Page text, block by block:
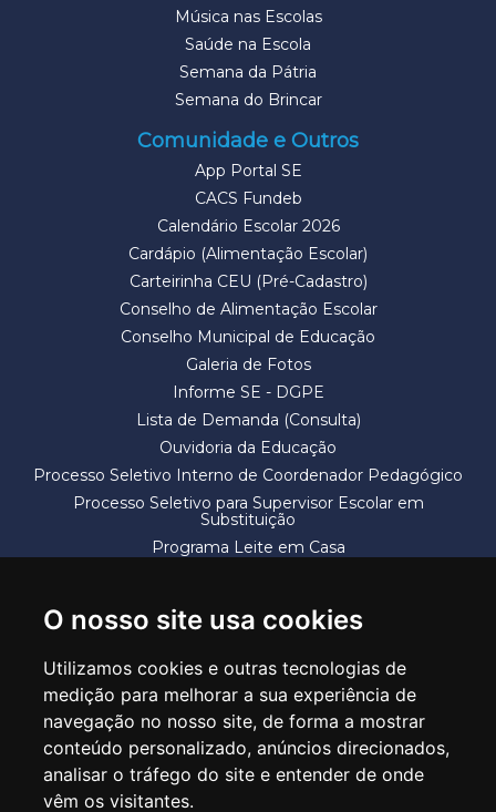
O nosso site usa cookies
Utilizamos cookies e outras tecnologias de
medição para melhorar a sua experiência de
navegação no nosso site, de forma a mostrar
conteúdo personalizado, anúncios direcionados,
analisar o tráfego do site e entender de onde
vêm os visitantes.
Música nas Escolas
Saúde na Escola
Semana da Pátria
Semana do Brincar
Comunidade e Outros
App Portal SE
CACS Fundeb
Calendário Escolar 2026
Cardápio (Alimentação Escolar)
Carteirinha CEU (Pré-Cadastro)
Conselho de Alimentação Escolar
Conselho Municipal de Educação
Galeria de Fotos
Informe SE - DGPE
Lista de Demanda (Consulta)
Ouvidoria da Educação
Processo Seletivo Interno de Coordenador Pedagógico
Processo Seletivo para Supervisor Escolar em
Substituição
Programa Leite em Casa
SECRETARIA DE EDUCAÇÃO
Rua Claudino Barbosa, 313 - Macedo - Guarulhos/SP CEP 07113-040